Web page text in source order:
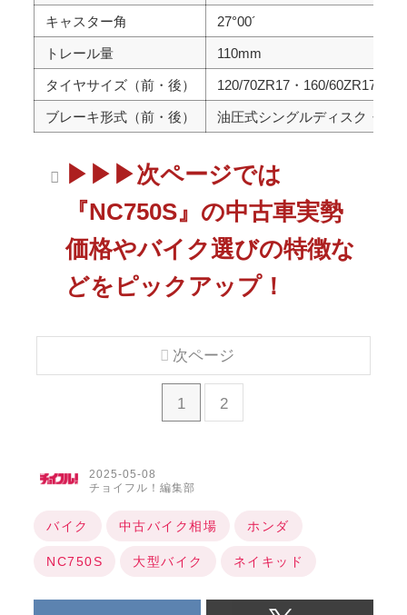
キャスター角 27°00´
トレール量 110mm
タイヤサイズ（前・後） 120/70ZR17・160/60ZR17
ブレーキ形式（前・後） 油圧式シングルディスク・油
▶▶▶次ページでは
『NC750S』の中古車実勢
価格やバイク選びの特徴な
どをピックアップ！
1 2
次ページ
2025-05-08
チョイフル！編集部
バイク 中古バイク相場 ホンダ
NC750S 大型バイク ネイキッド